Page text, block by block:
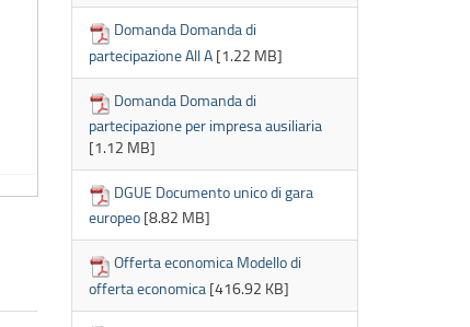
Domanda Domanda di
partecipazione All A [1.22 MB]
Domanda Domanda di
partecipazione per impresa ausiliaria
[1.12 MB]
DGUE Documento unico di gara
europeo [8.82 MB]
Offerta economica Modello di
offerta economica [416.92 KB]